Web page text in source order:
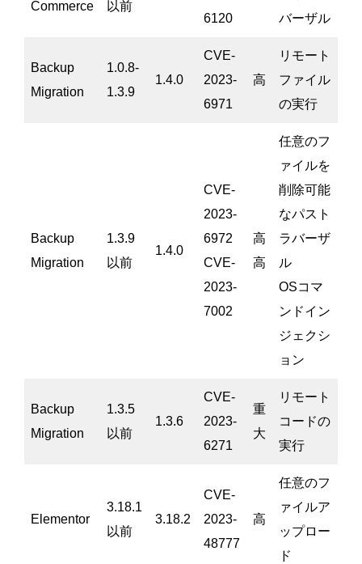
Commerce 以前
6120
バーザル
Backup
Migration
1.0.8-
1.3.9
1.4.0
CVE-
2023-
6971
高
リモート
ファイル
の実行
Backup
Migration
1.3.9
以前
1.4.0
CVE-
2023-
6972
CVE-
2023-
7002
高
高
任意のフ
ァイルを
削除可能
なパスト
ラバーザ
ル
OSコマ
ンドイン
ジェクシ
ョン
Backup
Migration
1.3.5
以前
1.3.6
CVE-
2023-
6271
重
大
リモート
コードの
実行
Elementor
3.18.1
以前
3.18.2
CVE-
2023-
48777
高
任意のフ
ァイルア
ップロー
ド